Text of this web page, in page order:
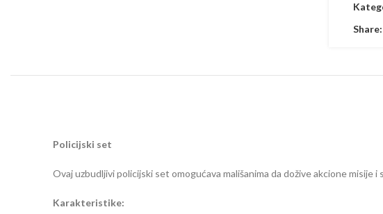
Share:
Policijski set
Ovaj uzbudljivi policijski set omogućava mališanima da dožive akcione
Karakteristike: